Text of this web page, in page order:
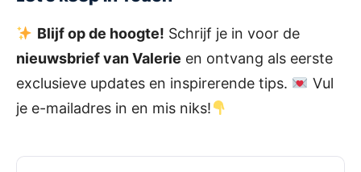
Blijf op de hoogte! Schrijf je in voor de
nieuwsbrief van Valerie en ontvang als eerste
exclusieve updates en inspirerende tips.
Vul
je e-mailadres in en mis niks!